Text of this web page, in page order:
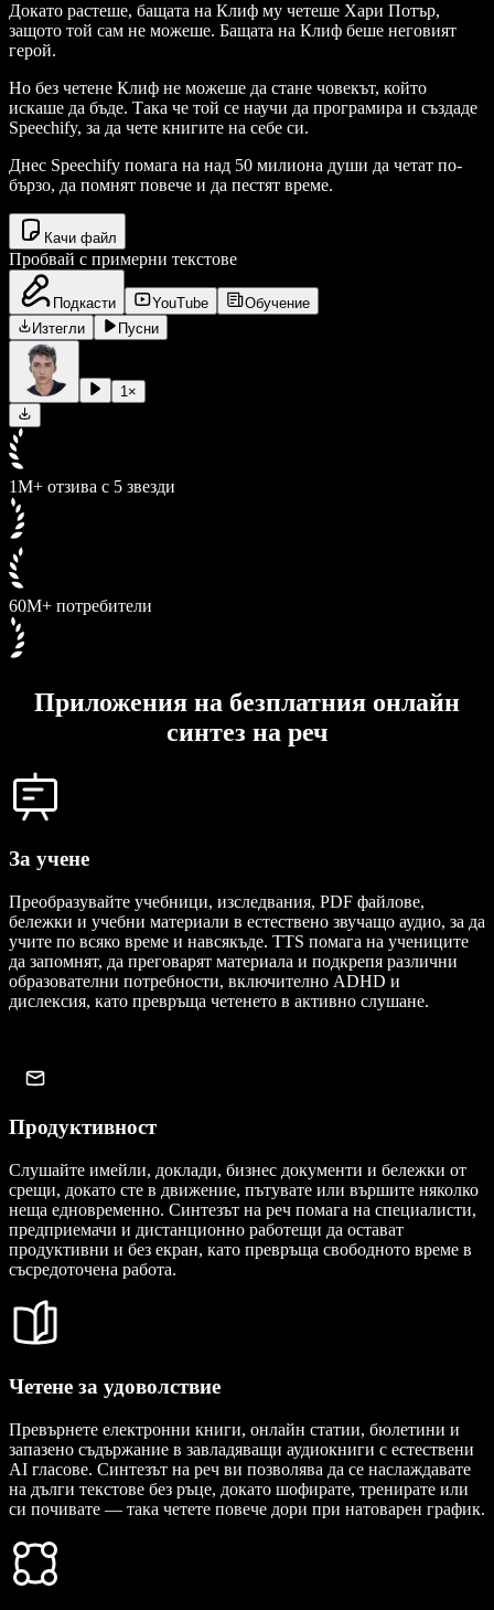
Докато растеше, бащата на Клиф му четеше Хари Потър,
защото той сам не можеше. Бащата на Клиф беше неговият
герой.
Но без четене Клиф не можеше да стане човекът, който
искаше да бъде. Така че той се научи да програмира и създаде
Speechify, за да чете книгите на себе си.
Днес Speechify помага на над 50 милиона души да четат по-
бързо, да помнят повече и да пестят време.
Качи файл
Пробвай с примерни текстове
Подкасти YouTube
Обучение
Изтегли
Пусни
1 ×
1M+ отзива с 5 звезди
60M+ потребители
Приложения на безплатния онлайн
синтез на реч
За учене
Преобразувайте учебници, изследвания, PDF файлове,
бележки и учебни материали в естествено звучащо аудио, за да
учите по всяко време и навсякъде. TTS помага на учениците
да запомнят, да преговарят материала и подкрепя различни
образователни потребности, включително ADHD и
дислексия, като превръща четенето в активно слушане.
Продуктивност
Слушайте имейли, доклади, бизнес документи и бележки от
срещи, докато сте в движение, пътувате или вършите няколко
неща едновременно. Синтезът на реч помага на специалисти,
предприемачи и дистанционно работещи да остават
продуктивни и без екран, като превръща свободното време в
съсредоточена работа.
Четене за удоволствие
Превърнете електронни книги, онлайн статии, бюлетини и
запазено съдържание в завладяващи аудиокниги с естествени
AI гласове. Синтезът на реч ви позволява да се наслаждавате
на дълги текстове без ръце, докато шофирате, тренирате или
си почивате — така четете повече дори при натоварен график.